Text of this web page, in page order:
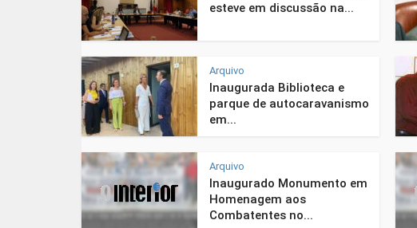
esteve em discussão na...
Arquivo
Inaugurada Biblioteca e
parque de autocaravanismo
em...
Arquivo
Inaugurado Monumento em
Homenagem aos
Combatentes no...